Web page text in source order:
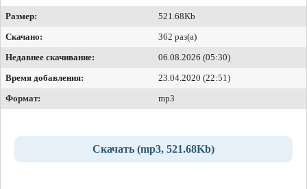
Размер:
521.68Kb
Скачано:
362 раз(а)
Недавнее скачивание:
06.08.2026 (05:30)
Время добавления:
23.04.2020 (22:51)
Формат:
mp3
Скачать (mp3, 521.68Kb)